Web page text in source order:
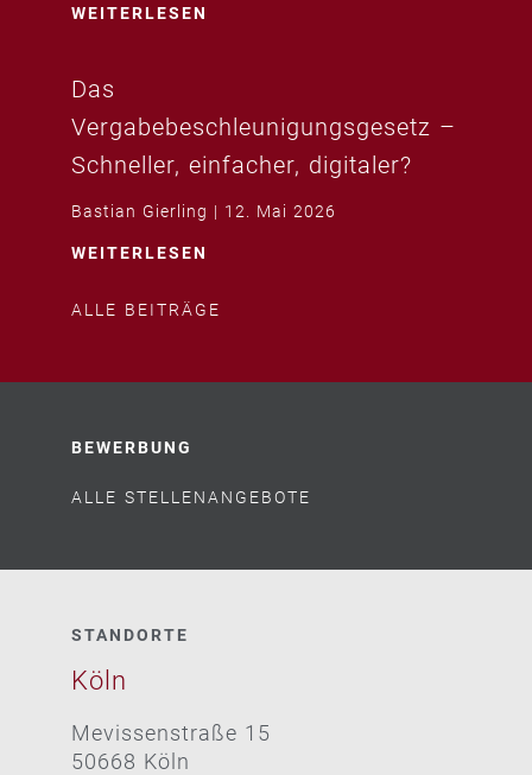
WEITERLESEN
Das
Vergabebeschleunigungsgesetz –
Schneller, einfacher, digitaler?
Bastian Gierling 12. Mai 2026
WEITERLESEN
ALLE BEITRÄGE
BEWERBUNG
ALLE STELLENANGEBOTE
STANDORTE
Köln
Mevissenstraße 15
50668 Köln